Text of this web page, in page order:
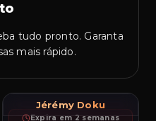
tudo pronto. Garanta
mais rápido.
Jérémy Doku
97 Doku
PAC
99
SHO
93
PAS
92
DRI
99
DEF
52
PHY
91
RM
Expira em 2 semanas